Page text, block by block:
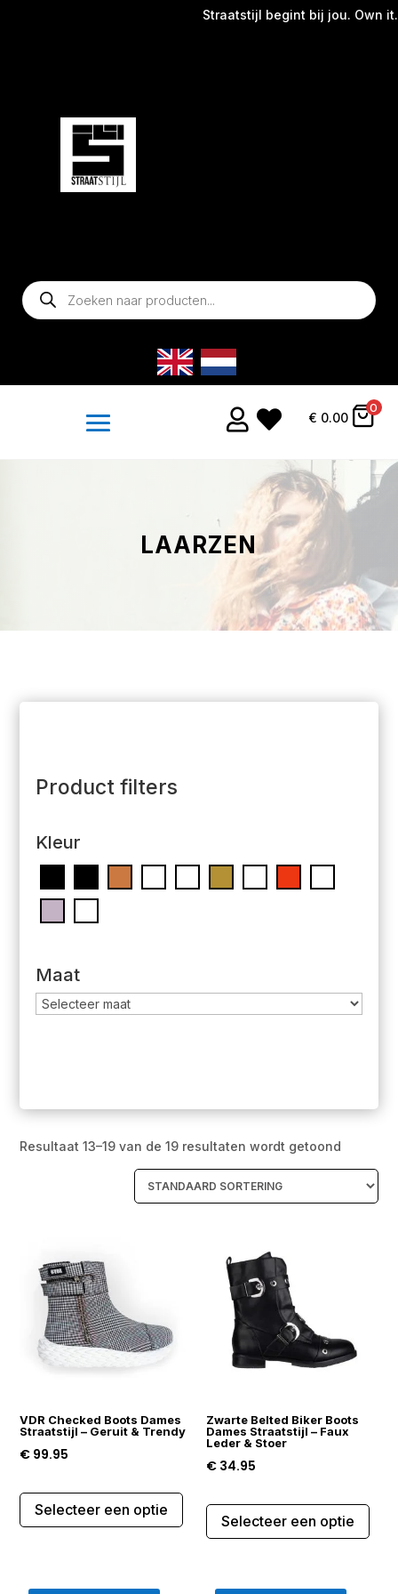
Straatstijl begint bij jou. Own it.
Producten
zoeken
  € 0.00
0
LAARZEN
Product filters
Kleur
Maat
Resultaat 13–19 van de 19 resultaten wordt getoond
VDR Checked Boots Dames
Straatstijl – Geruit & Trendy
€ 99.95
Selecteer een optie
product
heeft
Zwarte Belted Biker Boots
Dames Straatstijl – Faux
Leder & Stoer
€ 34.95
Selecteer een optie